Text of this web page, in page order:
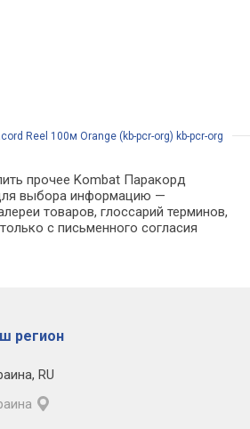
Reel 100м Orange (kb-pcr-org) kb-pcr-org
прочее Kombat Паракорд
выбора информацию —
товаров, глоссарий терминов,
с письменного согласия
регион
, RU